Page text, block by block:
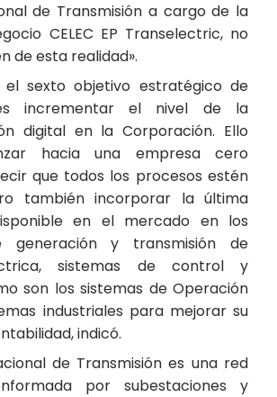
de Transmisión a cargo de la
CELEC EP Transelectric, no
de esta realidad».
el sexto objetivo estratégico de
incrementar el nivel de la
digital en la Corporación. Ello
hacia una empresa cero
que todos los procesos estén
también incorporar la última
en el mercado en los
generación y transmisión de
sistemas de control y
son los sistemas de Operación
industriales para mejorar su
indicó.
de Transmisión es una red
por subestaciones y